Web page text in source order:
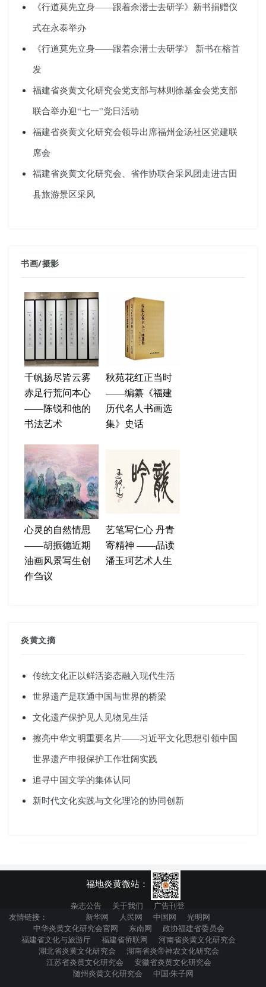
《行道莫先立身——跟着余潜士去研学》新书捐赠仪
式在永泰举办
《行道莫先立身——跟着余潜士去研学》 新书在榕首
发
福建省炎黄文化研究会党支部与林则徐基金会党支部
联合举办迎“七一”党日活动
福建省炎黄文化研究会领导出席福州金汤社区党建联
席会
福建省炎黄文化研究会、省作协联合采风团走进古田
县旅游景区采风
书画/摄影
千帆扬尽皆云雾
赤足行荒问本心
——陈锐和他的
书法艺术
秋苑花红正当时
——编纂《福建
历代名人书画选
集》史话
心灵的自然情思
——胡振德近期
油画风景写生创
作刍议
艺笔写仁心 丹青
寄精神 ——品读
潘玉珂艺术人生
炎黄文摘
传统文化正以鲜活姿态融入现代生活
世界遗产是联通中国与世界的桥梁
文化遗产保护见人见物见生活
擦亮中华文明重要名片——习近平文化思想引领中国
世界遗产申报保护工作壮阔实践
追寻中国文学的集体认同
新时代文化实践与文化理论的协同创新
福地炎黄微站：
杂志公告 关于我们
广告刊登
友情链接：
新华网 人民网 中国网
光明网
中华炎黄文化研究会官网
东南网
政协福建省委员会
福建省文化与旅游厅
福建省侨联网
河南省炎黄文化研究会
湖北省炎黄文化研究会
湖南省炎帝神农文化研究会
江苏省炎黄文化研究会
安徽省炎黄文化研究会
随州炎黄文化研究会
中国·朱子网